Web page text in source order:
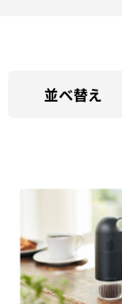
並べ替え